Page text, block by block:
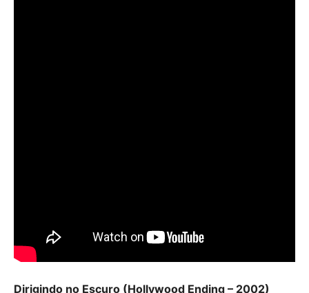
Dirigindo no Escuro (Hollywood Ending – 2002)